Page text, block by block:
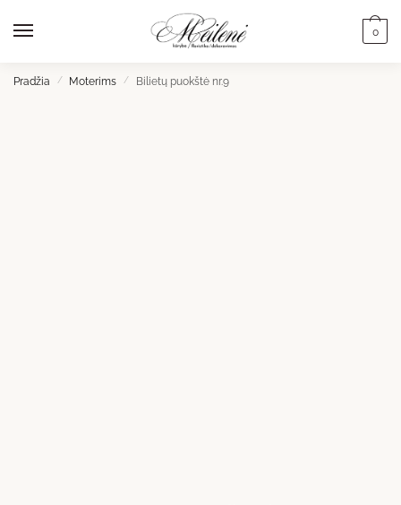
0
Pradžia / Moterims / Bilietų puokštė nr.9